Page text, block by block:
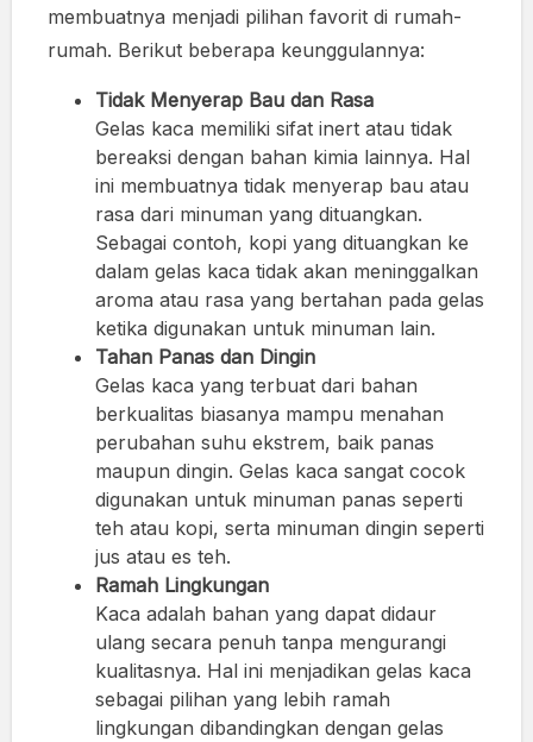
membuatnya menjadi pilihan favorit di rumah-
rumah. Berikut beberapa keunggulannya:
Tidak Menyerap Bau dan Rasa
Gelas kaca memiliki sifat inert atau tidak
bereaksi dengan bahan kimia lainnya. Hal
ini membuatnya tidak menyerap bau atau
rasa dari minuman yang dituangkan.
Sebagai contoh, kopi yang dituangkan ke
dalam gelas kaca tidak akan meninggalkan
aroma atau rasa yang bertahan pada gelas
ketika digunakan untuk minuman lain.
Tahan Panas dan Dingin
Gelas kaca yang terbuat dari bahan
berkualitas biasanya mampu menahan
perubahan suhu ekstrem, baik panas
maupun dingin. Gelas kaca sangat cocok
digunakan untuk minuman panas seperti
teh atau kopi, serta minuman dingin seperti
jus atau es teh.
Ramah Lingkungan
Kaca adalah bahan yang dapat didaur
ulang secara penuh tanpa mengurangi
kualitasnya. Hal ini menjadikan gelas kaca
sebagai pilihan yang lebih ramah
lingkungan dibandingkan dengan gelas